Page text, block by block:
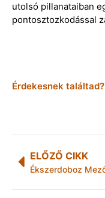
utolsó pillanataiban
pontosztozkodással
Érdekesnek
ELŐZŐ CIKK